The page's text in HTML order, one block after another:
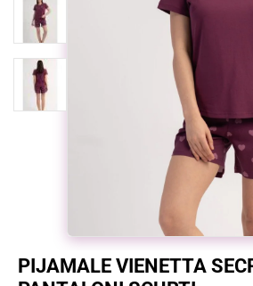
PIJAMALE VIENETTA